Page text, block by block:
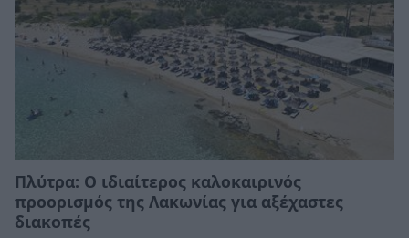
Πλύτρα: Ο ιδιαίτερος καλοκαιρινός
προορισμός της Λακωνίας για αξέχαστες
διακοπές